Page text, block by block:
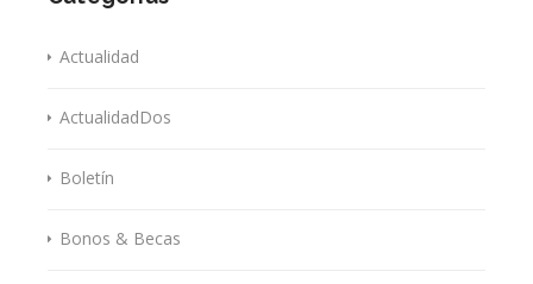
Actualidad
ActualidadDos
Boletín
Bonos & Becas